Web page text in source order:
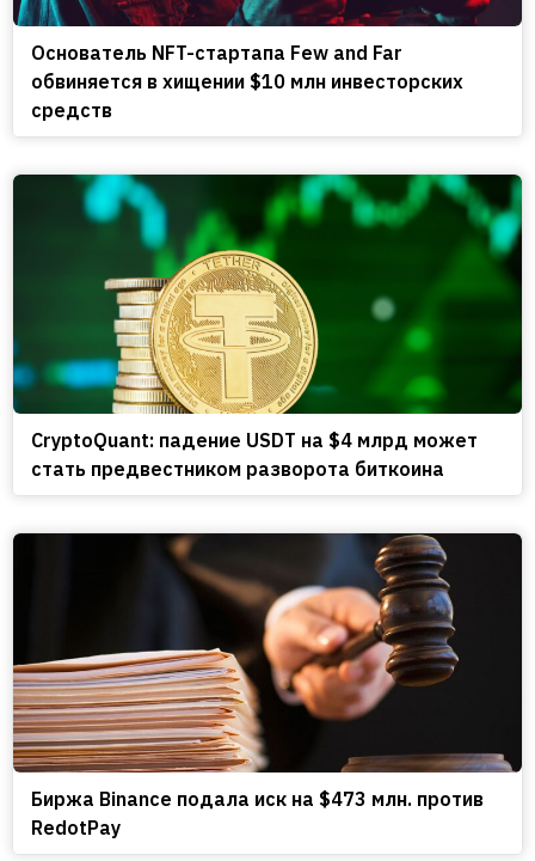
Основатель NFT-стартапа Few and Far
обвиняется в хищении $10 млн инвесторских
средств
CryptoQuant: падение USDT на $4 млрд может
стать предвестником разворота биткоина
Биржа Binance подала иск на $473 млн. против
RedotPay